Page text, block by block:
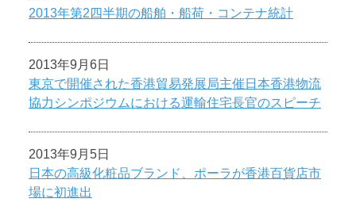
2013年第2四半期の船舶・船荷・コンテナ統計
2013年9月6日
東京で開催された香港貿易発展局主催日本香港物流
協力シンポジウムにおける運輸住宅長官のスピーチ
2013年9月5日
日本の高級化粧品ブランド、ポーラが香港百貨店市
場に初進出